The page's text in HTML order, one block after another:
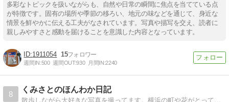
多彩なトピックを扱いながらも、自然や日常の瞬間に焦点を当てている点
が特徴です。固有の場所や季節の移ろい、地元の味などを通じて、身近な
情景を鮮やかに伝える工夫がなされています。写真や描写を交え、読者に
親しみやすさと感動を届けることを意識した内容となっています。
1911054 15
週間IN:500 週間OUT:930 月間IN:2240
8
くみさとのほんわか日記